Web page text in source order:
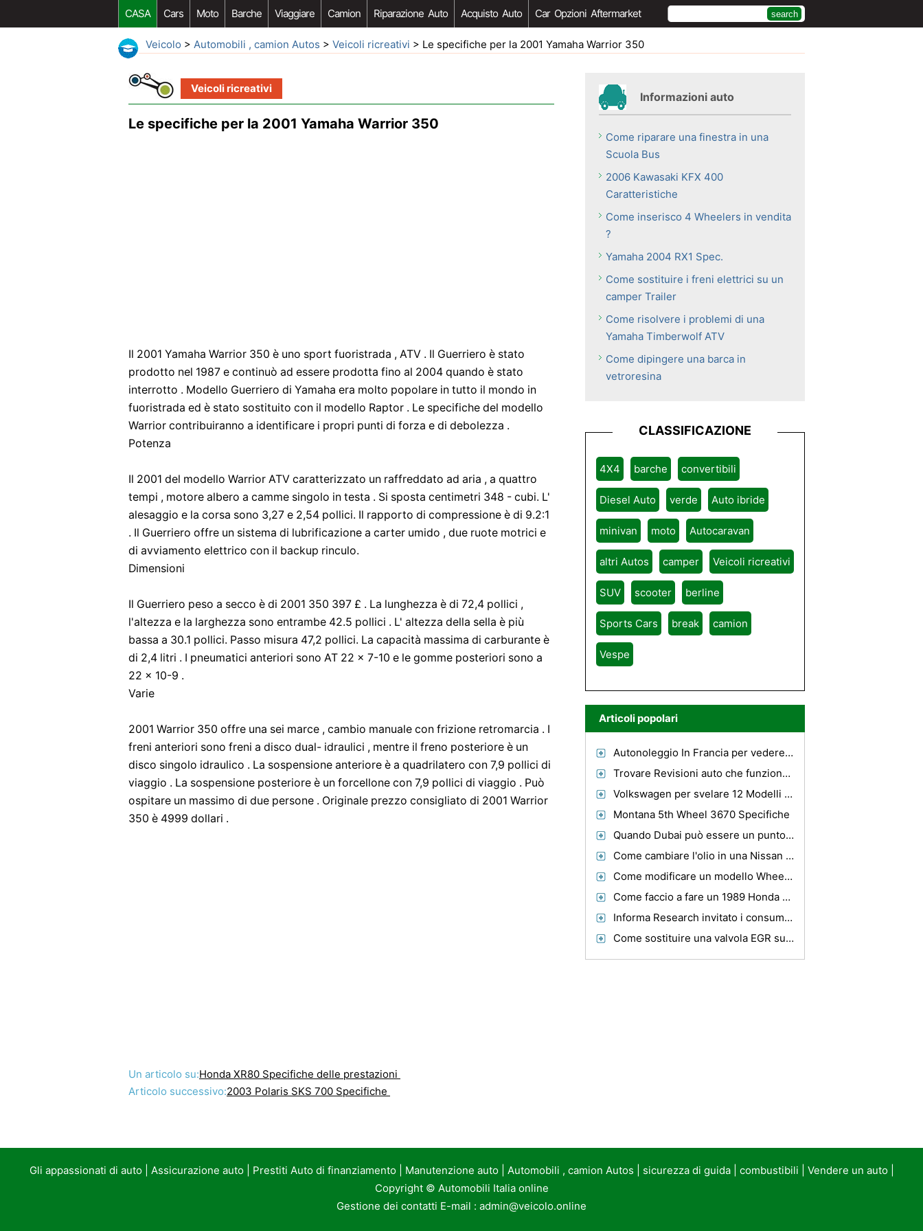
CASA Cars Moto Barche Viaggiare Camion Riparazione Auto Acquisto Auto Car Opzioni Aftermarket
Veicolo > Automobili , camion Autos > Veicoli ricreativi > Le specifiche per la 2001 Yamaha Warrior 350
Veicoli ricreativi
Le specifiche per la 2001 Yamaha Warrior 350
Il 2001 Yamaha Warrior 350 è uno sport fuoristrada , ATV . Il Guerriero è stato
prodotto nel 1987 e continuò ad essere prodotta fino al 2004 quando è stato
interrotto . Modello Guerriero di Yamaha era molto popolare in tutto il mondo in
fuoristrada ed è stato sostituito con il modello Raptor . Le specifiche del modello
Warrior contribuiranno a identificare i propri punti di forza e di debolezza .
Potenza
Il 2001 del modello Warrior ATV caratterizzato un raffreddato ad aria , a quattro
tempi , motore albero a camme singolo in testa . Si sposta centimetri 348 - cubi. L'
alesaggio e la corsa sono 3,27 e 2,54 pollici. Il rapporto di compressione è di 9.2:1
. Il Guerriero offre un sistema di lubrificazione a carter umido , due ruote motrici e
di avviamento elettrico con il backup rinculo.
Dimensioni
Il Guerriero peso a secco è di 2001 350 397 £ . La lunghezza è di 72,4 pollici ,
l'altezza e la larghezza sono entrambe 42.5 pollici . L' altezza della sella è più
bassa a 30.1 pollici. Passo misura 47,2 pollici. La capacità massima di carburante è
di 2,4 litri . I pneumatici anteriori sono AT 22 x 7-10 e le gomme posteriori sono a
22 x 10-9 .
Varie
2001 Warrior 350 offre una sei marce , cambio manuale con frizione retromarcia . I
freni anteriori sono freni a disco dual- idraulici , mentre il freno posteriore è un
disco singolo idraulico . La sospensione anteriore è a quadrilatero con 7,9 pollici di
viaggio . La sospensione posteriore è un forcellone con 7,9 pollici di viaggio . Può
ospitare un massimo di due persone . Originale prezzo consigliato di 2001 Warrior
350 è 4999 dollari .
Un articolo su:Honda XR80 Specifiche delle prestazioni
Articolo successivo:2003 Polaris SKS 700 Specifiche
Informazioni auto
Come riparare una finestra in una
Scuola Bus
2006 Kawasaki KFX 400
Caratteristiche
Come inserisco 4 Wheelers in vendita
?
Yamaha 2004 RX1 Spec.
Come sostituire i freni elettrici su un
camper Trailer
Come risolvere i problemi di una
Yamaha Timberwolf ATV
Come dipingere una barca in
vetroresina
CLASSIFICAZIONE
4X4 barche convertibili
Diesel Auto verde Auto ibride
minivan moto Autocaravan
altri Autos camper Veicoli ricreativi
SUV scooter berline
Sports Cars break camion
Vespe
Articoli popolari
Autonoleggio In Francia per vedere la vista
Trovare Revisioni auto che funzionano veramente
Volkswagen per svelare 12 Modelli di vivacizzare Concorso
Montana 5th Wheel 3670 Specifiche
Quando Dubai può essere un punto caldo o freddo
Come cambiare l'olio in una Nissan Armada
Come modificare un modello Wheel Bolt
Come faccio a fare un 1989 Honda Prelude più veloce?
Informa Research invitato i consumatori Auto per decisioni informate
Come sostituire una valvola EGR su un pickup Chevrolet
Gli appassionati di auto| Assicurazione auto| Prestiti Auto di finanziamento| Manutenzione auto| Automobili , camion Autos sicurezza di guida| combustibili Vendere un auto|
Copyright © Automobili Italia online
Gestione dei contatti E-mail : admin@veicolo.online